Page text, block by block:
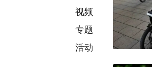
财经
项目推荐
安徽
视频
专题
活动